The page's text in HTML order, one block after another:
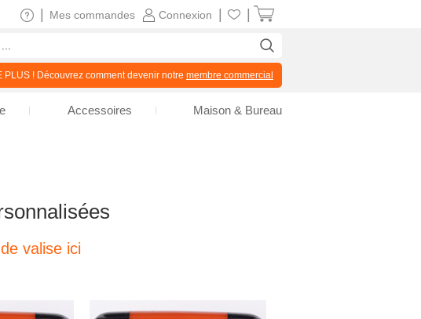
valise ici
Connexion
Mes commandes
PLUS ! Découvrez comment devenir notre membre commercial
Accessoires Maison & Bureau